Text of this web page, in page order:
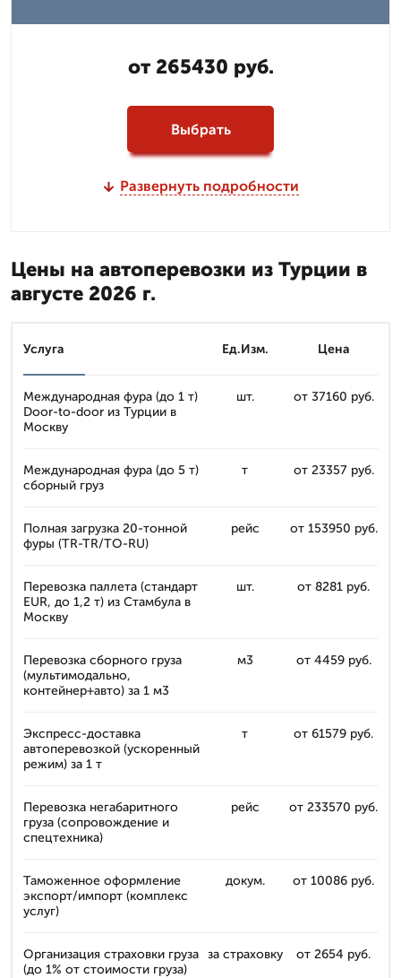
от 265430 руб.
Выбрать
Развернуть подробности
Цены на автоперевозки из Турции в
августе 2026 г.
Услуга Ед.Изм. Цена
Международная фура (до 1 т)
Door-to-door из Турции в
Москву
шт. от 37160 руб.
Международная фура (до 5 т)
сборный груз
т от 23357 руб.
Полная загрузка 20-тонной
фуры (TR-TR/TO-RU)
рейс от 153950 руб.
Перевозка паллета (стандарт
EUR, до 1,2 т) из Стамбула в
Москву
шт. от 8281 руб.
Перевозка сборного груза
(мультимодально,
контейнер+авто) за 1 м3
м3 от 4459 руб.
Экспресс-доставка
автоперевозкой (ускоренный
режим) за 1 т
т от 61579 руб.
Перевозка негабаритного
груза (сопровождение и
спецтехника)
рейс от 233570 руб.
Таможенное оформление
экспорт/импорт (комплекс
услуг)
докум. от 10086 руб.
Организация страховки груза
(до 1% от стоимости груза)
за страховку от 2654 руб.